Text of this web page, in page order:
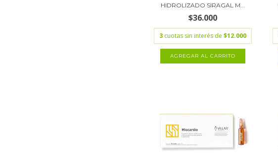
HIDROLIZADO SIRAGAL M...
$36.000
3 cuotas sin interés de $12.000